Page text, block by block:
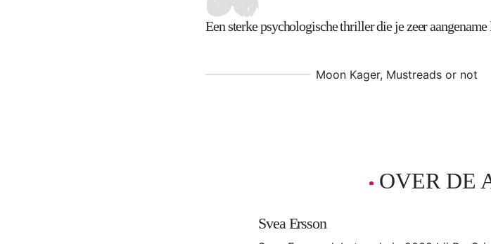
Een sterke psychologische thriller die je zeer
Moon Kager, Mustreads or not
OVER DE
Svea Ersson